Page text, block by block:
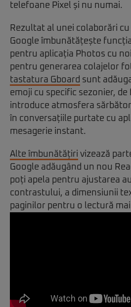
telefoane Pixel și nu numai.
Rezultat al unei colaborări
Google îmbunătățește
pentru aplicația Photos cu
pentru generarea colajelor
tastatura Gboard sunt
emoji cu specific sezonier,
introduce atmosfera
în conversațiile purtate cu
mesagerie instant.
Alte îmbunătățiri vizează
Google adăugând un nou
poți apela pentru ajustarea
contrastului, a dimensiunii
paginilor pentru o lectură